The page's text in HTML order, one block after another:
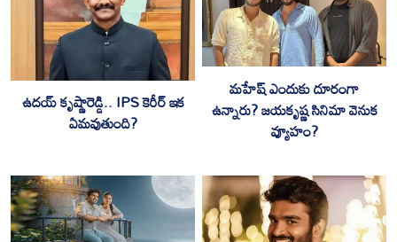
ఉదయ్ కృష్ణారెడ్డి.. IPS కెరీర్ ఇక
ఏమవుతుంది?
మహేష్ ఎందుకు దూరంగా
ఉన్నారు? జయకృష్ణ సినిమా వెనుక
వ్యూహం?